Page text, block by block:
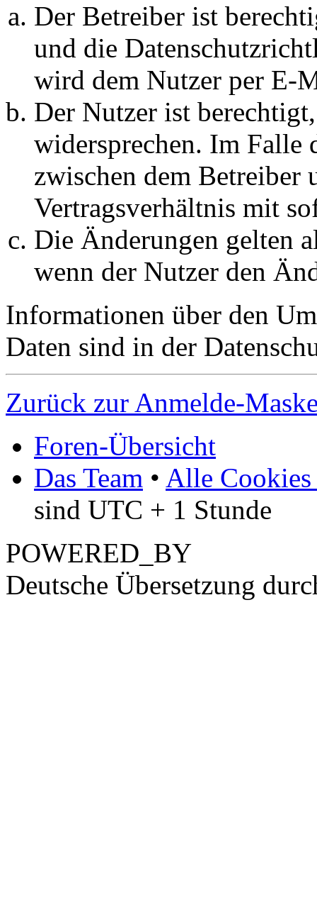
Der Betreiber ist
und die
wird dem Nutzer per E-
Der Nutzer ist
widersprechen. Im Falle
zwischen dem Betreiber
Vertragsverhältnis mit
Die Änderungen gelten
wenn der Nutzer den
Informationen über den
Daten sind in der
Zurück zur Anmelde-
Foren-Übersicht
Das Team • Alle Cookies
sind UTC + 1 Stunde
POWERED_BY
Deutsche Übersetzung